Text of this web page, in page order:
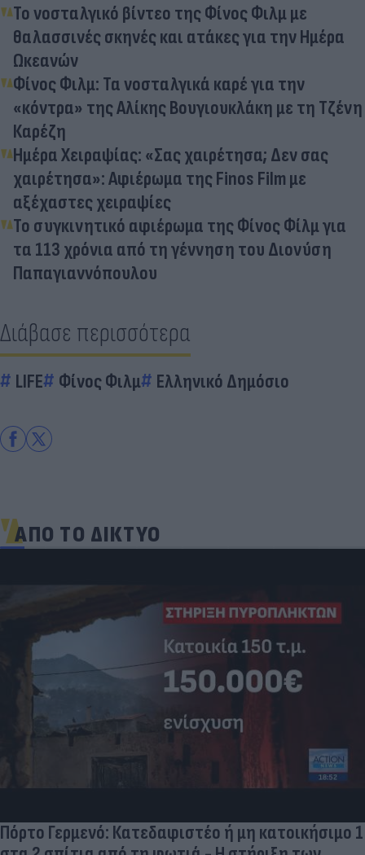
Το νοσταλγικό βίντεο της Φίνος Φιλμ με
θαλασσινές σκηνές και ατάκες για την Ημέρα
Ωκεανών
Φίνος Φιλμ: Τα νοσταλγικά καρέ για την
«κόντρα» της Αλίκης Βουγιουκλάκη με τη Τζένη
Καρέζη
Ημέρα Χειραψίας: «Σας χαιρέτησα; Δεν σας
χαιρέτησα»: Αφιέρωμα της Finos Film με
αξέχαστες χειραψίες
Το συγκινητικό αφιέρωμα της Φίνος Φίλμ για
τα 113 χρόνια από τη γέννηση του Διονύση
Παπαγιαννόπουλου
Διάβασε περισσότερα
LIFE Φίνος Φιλμ Ελληνικό Δημόσιο
ΑΠΟ ΤΟ ΔΙΚΤΥΟ
Δέκα εκατομμύρια followers δεν κάνουν λάθος- Η
Ντιλέτα Λεότα με μαγιό έγινε ξανά viral (photos)